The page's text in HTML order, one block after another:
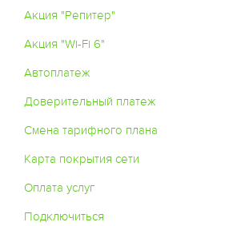
Акция "Репитер"
Акция "Wi-Fi 6"
Автоплатеж
Доверительный платеж
Смена тарифного плана
Карта покрытия сети
Оплата услуг
Подключиться